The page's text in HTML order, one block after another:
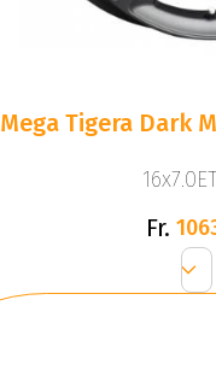
Mega Tigera Dark
Fr.